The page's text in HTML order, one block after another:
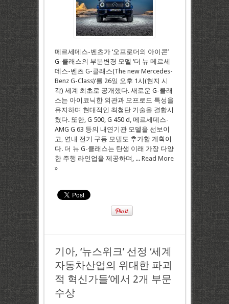
메르세데스-벤츠가 ‘오프로더의 아이콘’
G-클래스의 부분변경 모델 ‘더 뉴 메르세
데스-벤츠 G-클래스(The new Mercedes-
Benz G-Class)’를 26일 오후 1시(현지 시
각) 세계 최초로 공개했다. 새로운 G-클래
스는 아이코닉한 외관과 오프로드 특성을
유지하며 현대적인 최첨단 기술을 결합시
켰다. 또한, G 500, G 450 d, 메르세데스-
AMG G 63 등의 내연기관 모델을 선보이
고, 연내 전기 구동 모델도 추가할 계획이
다. 더 뉴 G-클래스는 탄생 이래 가장 다양
한 주행 라인업을 제공하며, ... Read More
»
기아, ‘뉴스위크’ 선정 ‘세계
자동차산업의 위대한 파괴
적 혁신가들’에서 2개 부문
수상